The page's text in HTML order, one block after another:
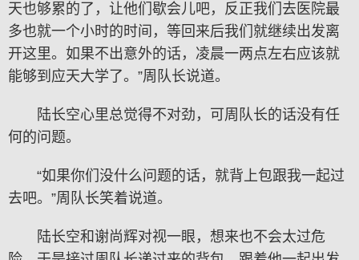
天也够累的了，让他们歇会儿吧，反正我们去医院最
多也就一个小时的时间，等回来后我们就继续出发离
开这里。如果不出意外的话，凌晨一两点左右应该就
能够到应天大学了。”周队长说道。
陆长空心里总觉得不对劲，可周队长的话没有任
何的问题。
“如果你们没什么问题的话，就背上包跟我一起过
去吧。”周队长笑着说道。
陆长空和谢尚辉对视一眼，想来也不会太过危